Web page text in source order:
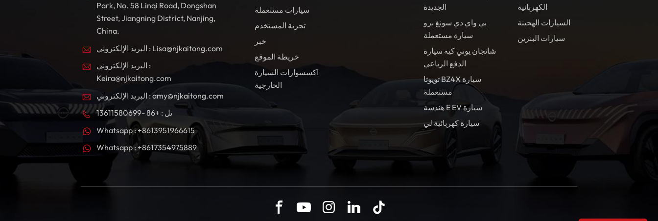
Park, No. 58 Linqi Road, Dongshan
Street, Jiangning District, Nanjing,
China.
البريد الإلكتروني : Lisa@njkaitong.com
البريد الإلكتروني :
Keira@njkaitong.com
البريد الإلكتروني : amy@njkaitong.com
تل : +86 -13611580699
Whatsapp : +8613951966615
Whatsapp : +8617354975889
سيارات مستعملة
تجربة المستخدم
خبر
خريطة الموقع
اكسسوارات السيارة
الخارجية
الجديدة
بي واي دي سونغ برو
سيارة مستعملة
شانجان يوني كيه سيارة
الدفع الرباعي
تويوتا BZ4X سيارة
مستعملة
هندسة E EV سيارة
سيارة كهربائية لي
الكهربائية
السيارات الهجينة
سيارات البنزين